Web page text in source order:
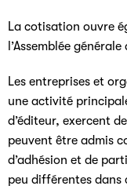
La cotisation ouvre
l’Assemblée générale
Les entreprises et
une activité
d’éditeur, exercent
peuvent être admis
d’adhésion et de
peu différentes dans